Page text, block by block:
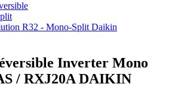
R32 - Mono-Split Daikin
Inverter Mono
/ RXJ20A DAIKIN